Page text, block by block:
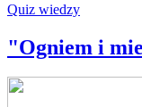
Quiz wiedzy
"Ogniem i